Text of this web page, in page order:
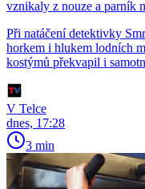
vznikaly z nouze a parník
Při natáčení detektivky
horkem i hlukem lodních
kostýmů překvapil i
V Telce
dnes, 17:28
3 min